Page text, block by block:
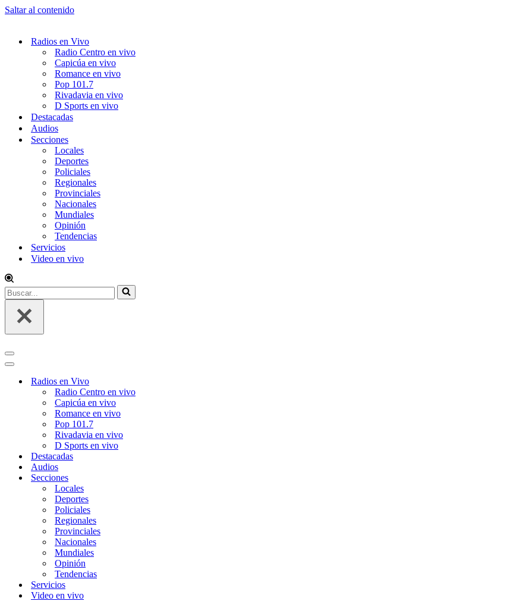
Saltar al contenido
Radios en Vivo
Radio Centro en vivo
Capicúa en vivo
Romance en vivo
Pop 101.7
Rivadavia en vivo
D Sports en vivo
Destacadas
Audios
Secciones
Locales
Deportes
Policiales
Regionales
Provinciales
Nacionales
Mundiales
Opinión
Tendencias
Servicios
Video en vivo
Buscar...
Menú
de
Menú
navegaciónRadios en Vivo
Radio Centro en vivo
Capicúa en vivo
Romance en vivo
Pop 101.7
Rivadavia en vivo
D Sports en vivo
Destacadas
Audios
Secciones
Locales
Deportes
Policiales
Regionales
Provinciales
Nacionales
Mundiales
Opinión
Tendencias
Servicios
Video en vivo